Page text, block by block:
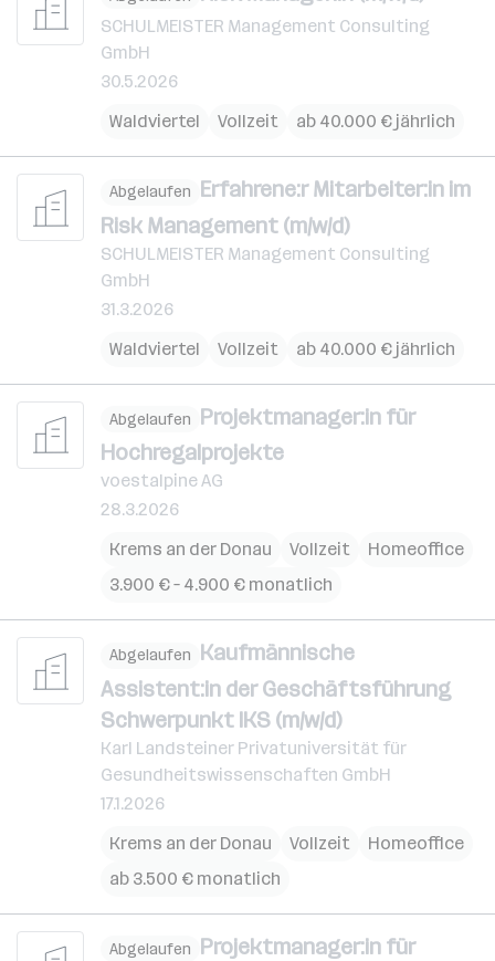
SCHULMEISTER Management Consulting
GmbH
30.5.2026
Waldviertel
Vollzeit ab 40.000 € jährlich
Abgelaufen Erfahrene:r Mitarbeiter:in im
Risk Management (m/w/d)
SCHULMEISTER Management Consulting
GmbH
31.3.2026
Waldviertel
Vollzeit ab 40.000 € jährlich
Abgelaufen Projektmanager:in für
Hochregalprojekte
voestalpine AG
28.3.2026
Krems an der Donau
Vollzeit
Homeoffice
3.900 € – 4.900 € monatlich
Abgelaufen Kaufmännische
Assistent:in der Geschäftsführung
Schwerpunkt IKS (m/w/d)
Karl Landsteiner Privatuniversität für
Gesundheitswissenschaften GmbH
17.1.2026
Krems an der Donau
Vollzeit
Homeoffice
ab 3.500 € monatlich
Abgelaufen Projektmanager:in für